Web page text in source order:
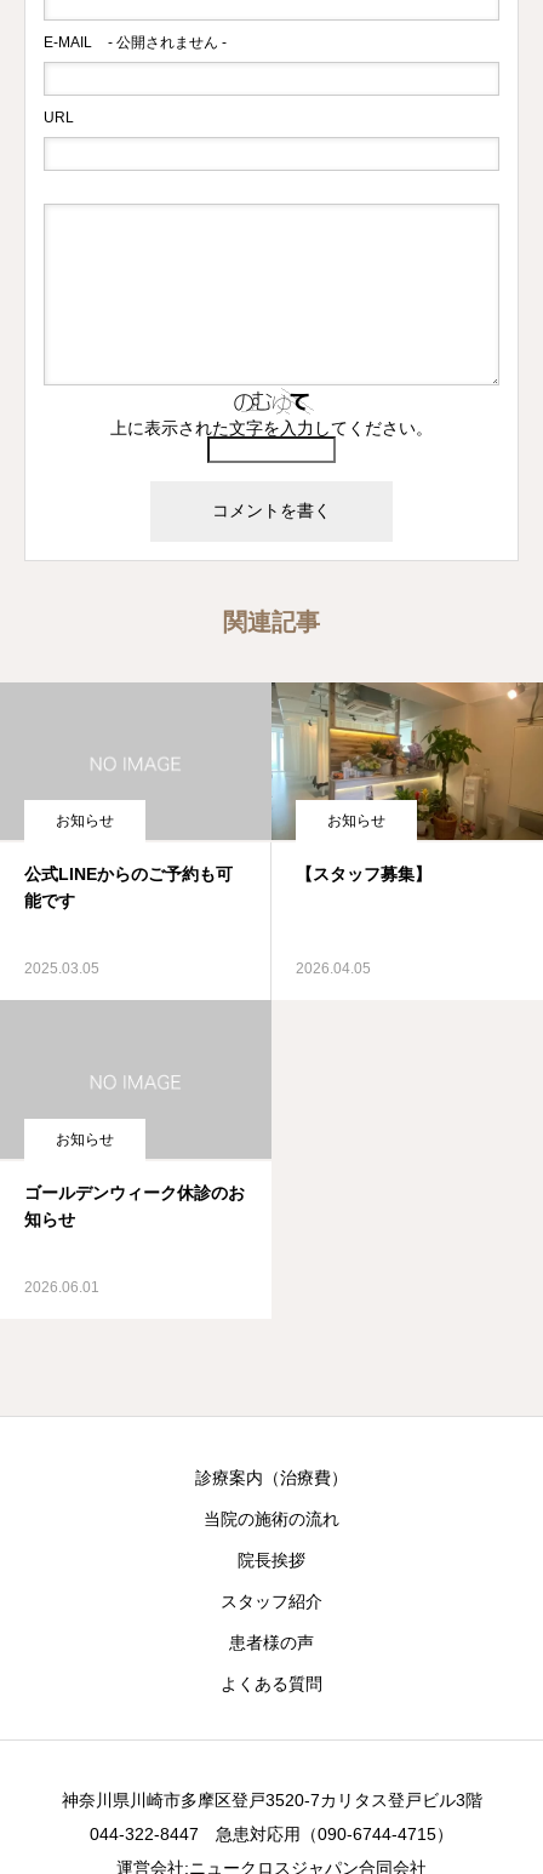
E-MAIL - 公開されません -
URL
上に表示された文字を入力してください。
関連記事
お知らせ
公式LINEからのご予約も可
能です
2025.03.05
お知らせ
【スタッフ募集】
2026.04.05
お知らせ
ゴールデンウィーク休診のお
知らせ
2026.06.01
診療案内（治療費）
当院の施術の流れ
院長挨拶
スタッフ紹介
患者様の声
よくある質問
神奈川県川崎市多摩区登戸3520-7カリタス登戸ビル3階
044-322-8447 急患対応用（090-6744-4715）
運営会社:ニュークロスジャパン合同会社